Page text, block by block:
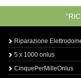
Riparazione
5 x 1000 onlus
CinquePerMilleOnlus